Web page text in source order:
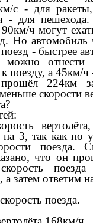
с - для
- для
ч могут
Но автомобиль
- быстрее
можно отнести
поезду, а 45км/ч
224км
скорости
на 3, так как по
поезда.
что он
а затем ответим
поезда.